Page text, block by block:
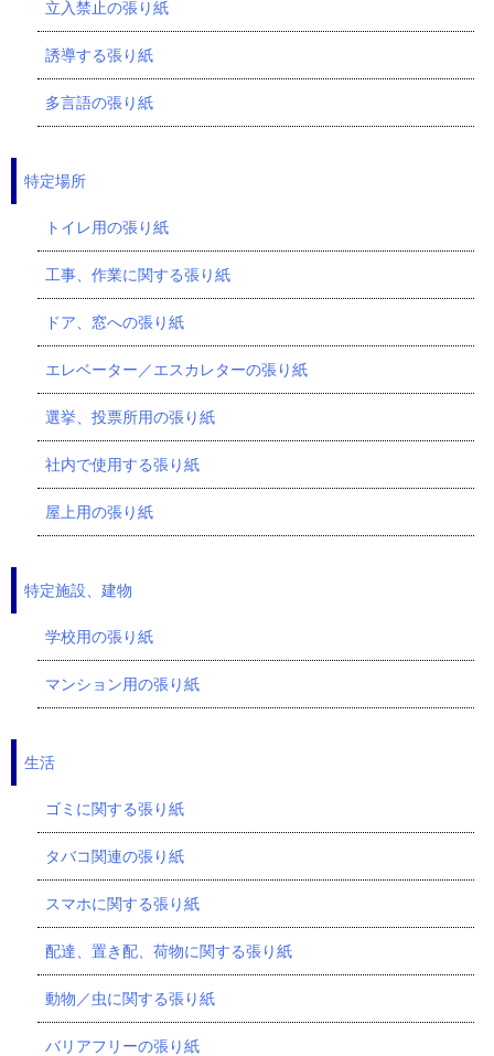
立入禁止の張り紙
誘導する張り紙
多言語の張り紙
特定場所
トイレ用の張り紙
工事、作業に関する張り紙
ドア、窓への張り紙
エレベーター／エスカレターの張り紙
選挙、投票所用の張り紙
社内で使用する張り紙
屋上用の張り紙
特定施設、建物
学校用の張り紙
マンション用の張り紙
生活
ゴミに関する張り紙
タバコ関連の張り紙
スマホに関する張り紙
配達、置き配、荷物に関する張り紙
動物／虫に関する張り紙
バリアフリーの張り紙